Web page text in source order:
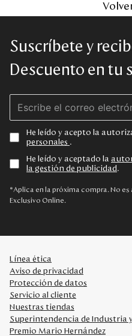
Suscríbete y
Descuento en tu
He leído y acepto la
personales .
He leído y aceptado la
la gestión de publicidad .
*Aplica en la próxima compra. No
Exclusivo Online.
Línea ética
Aviso de privacidad
Protección de datos
Servicio al cliente
Nuestras tiendas
Superintendencia de Industria
Premio Mario Hernández